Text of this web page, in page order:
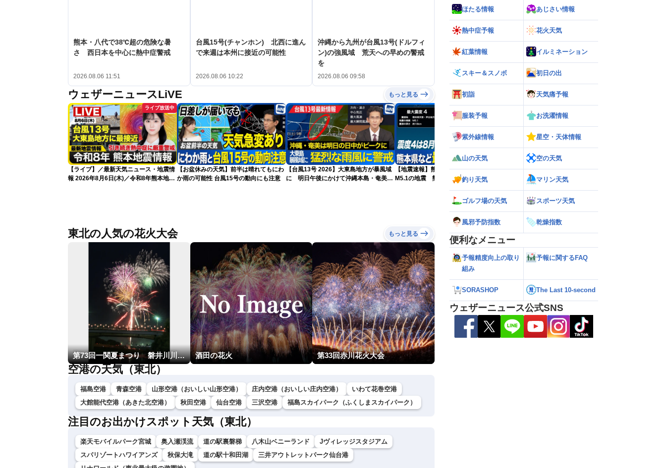
熊本・八代で38℃超の危険な暑
さ 西日本を中心に熱中症警戒
2026.08.06 11:51
台風15号(チャンホン) 北西に進ん
で来週は本州に接近の可能性
2026.08.06 10:22
沖縄から九州が台風13号(ドルフィ
ン)の強風域 荒天への早めの警戒
を
2026.08.06 09:58
ウェザーニュースLiVE もっと見る
ライブ放送中
【ライブ】／最新天気ニュース・地震情
報 2026年8月6日(木)／令和8年熊本地震
【お盆休みの天気】前半は晴れてもにわ
か雨の可能性 台風15号の動向にも注意
【台風13号 2026】大東島地方が暴風域
に 明日午後にかけて沖縄本島・奄美通
【地震速報】熊本県天草･芦北地方で
M5.1の地震 熊本県や長崎県、鹿児島県
【雨情報】関東は通勤通学時も弱い雨
日中は再び雨降りやすい
東北の人気の花火大会 もっと見る
第73回一関夏まつり 磐井川川開き花火大会 酒田の花火 第33回赤川花火大会
空港の天気（東北）
福島空港 青森空港 山形空港（おいしい山形空港） 庄内空港（おいしい庄内空港）
いわて花巻空港
大館能代空港（あきた北空港）
秋田空港 仙台空港 三沢空港 福島スカイパーク（ふくしまスカイパーク）
注目のお出かけスポット天気（東北）
楽天モバイルパーク宮城 奥入瀬渓流 道の駅裏磐梯 八木山ベニーランド
Jヴィレッジスタジアム
スパリゾートハワイアンズ
秋保大滝 道の駅十和田湖
三井アウトレットパーク仙台港
ほたる情報 あじさい情報
熱中症予報 花火天気
紅葉情報 イルミネーション
スキー＆スノボ 初日の出
初詣 天気痛予報
服装予報 お洗濯情報
紫外線情報 星空・天体情報
山の天気 空の天気
釣り天気 マリン天気
ゴルフ場の天気 スポーツ天気
風邪予防指数 乾燥指数
便利なメニュー
予報精度向上の取り
組み
予報に関するFAQ
SORASHOP The Last 10-second
ウェザーニュース公式SNS